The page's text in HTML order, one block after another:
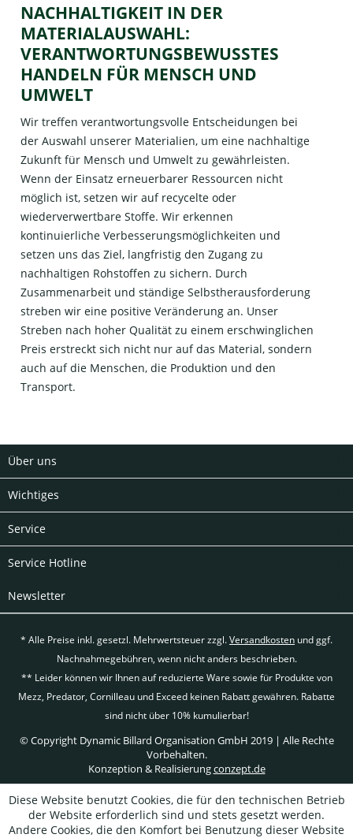
NACHHALTIGKEIT IN DER
MATERIALAUSWAHL:
VERANTWORTUNGSBEWUSSTES
HANDELN FÜR MENSCH UND
UMWELT
Wir treffen verantwortungsvolle Entscheidungen bei
der Auswahl unserer Materialien, um eine nachhaltige
Zukunft für Mensch und Umwelt zu gewährleisten.
Wenn der Einsatz erneuerbarer Ressourcen nicht
möglich ist, setzen wir auf recycelte oder
wiederverwertbare Stoffe. Wir erkennen
kontinuierliche Verbesserungsmöglichkeiten und
setzen uns das Ziel, langfristig den Zugang zu
nachhaltigen Rohstoffen zu sichern. Durch
Zusammenarbeit und ständige Selbstherausforderung
streben wir eine positive Veränderung an. Unser
Streben nach hoher Qualität zu einem erschwinglichen
Preis erstreckt sich nicht nur auf das Material, sondern
auch auf die Menschen, die Produktion und den
Transport.
Über uns
Wichtiges
Service
Service Hotline
Newsletter
* Alle Preise inkl. gesetzl. Mehrwertsteuer zzgl.Versandkosten und ggf.
Nachnahmegebühren, wenn nicht anders beschrieben.
** Leider können wir Ihnen auf reduzierte Ware sowie für Produkte von
Mezz, Predator, Cornilleau und Exceed keinen Rabatt gewähren. Rabatte
sind nicht über 10% kumulierbar!
© Copyright Dynamic Billard Organisation GmbH 2019 | Alle Rechte
Vorbehalten.
Konzeption & Realisierungconzept.de
Diese Website benutzt Cookies, die für den technischen Betrieb
der Website erforderlich sind und stets gesetzt werden.
Andere Cookies, die den Komfort bei Benutzung dieser Website